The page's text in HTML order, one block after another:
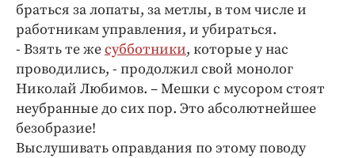
Бренд года
Работодатель года
браться за лопаты, за метлы, в том числе и
работникам управления, и убираться.
- Взять те жесубботники, которые у нас
проводились, - продолжил свой монолог
Николай Любимов. – Мешки с мусором стоят
неубранные до сих пор. Это абсолютнейшее
безобразие!
Выслушивать оправдания по этому поводу